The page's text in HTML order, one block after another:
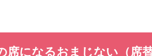
席になるおまじない（席